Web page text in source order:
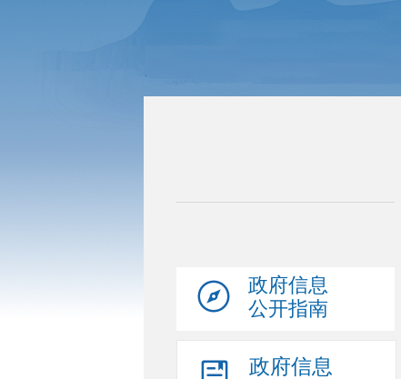
政府信息
公开指南
政府信息